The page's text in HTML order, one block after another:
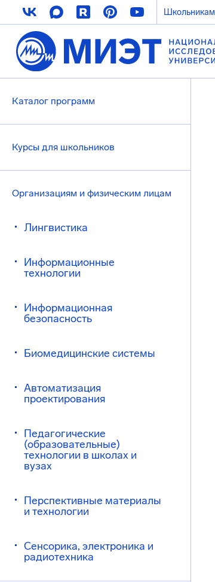
Школьникам
Каталог программ
Курсы для школьников
Организациям и физическим лицам
Лингвистика
Информационные
технологии
Информационная
безопасность
Биомедицинские системы
Автоматизация
проектирования
Педагогические
(образовательные)
технологии в школах и
вузах
Перспективные материалы
и технологии
Сенсорика, электроника и
радиотехника